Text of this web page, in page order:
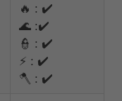
🔥 : ✔️
🌊 :✔️
👮 : ✔️
⚡ : ✔️
🪓 : ✔️